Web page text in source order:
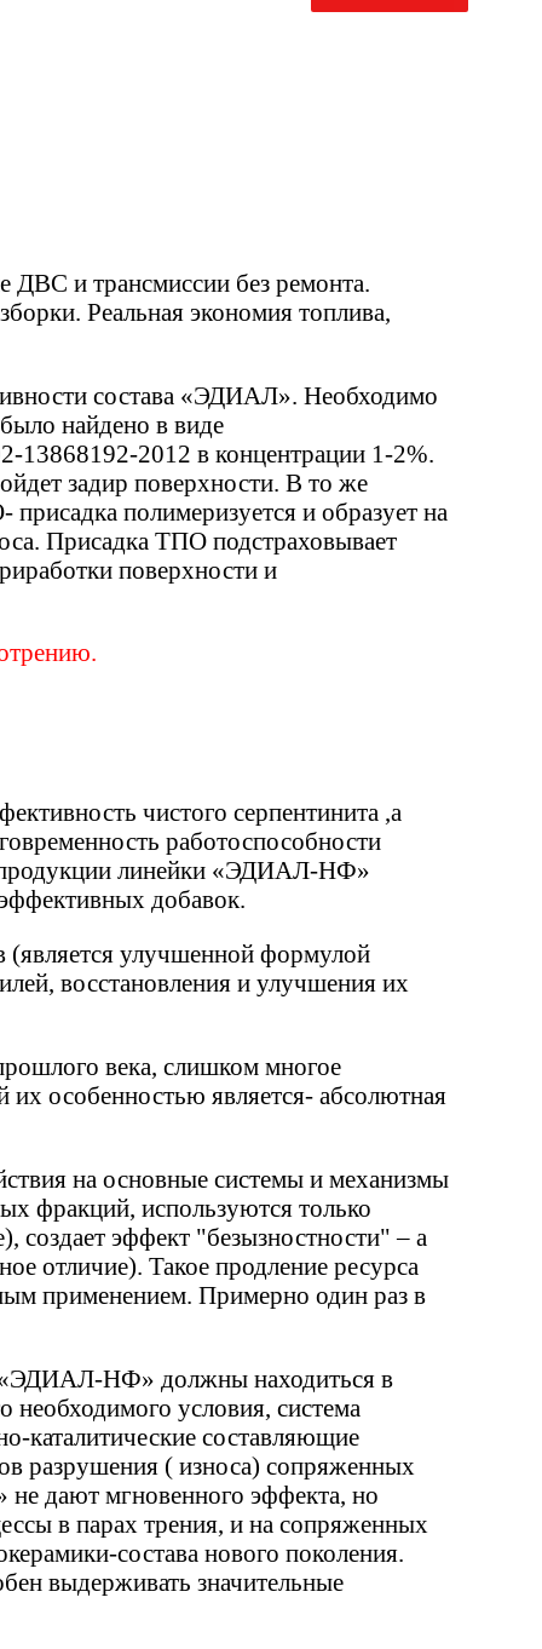
ДВС и трансмиссии без ремонта.
Реальная экономия топлива,
состава «ЭДИАЛ». Необходимо
найдено в виде
2012 в концентрации 1-2%.
задир поверхности. В то же
полимеризуется и образует на
Присадка ТПО подстраховывает
поверхности и
чистого серпентинита ,а
работоспособности
продукции линейки «ЭДИАЛ-НФ»
добавок.
улучшенной формулой
восстановления и улучшения их
века, слишком многое
особенностью является- абсолютная
на основные системы и механизмы
фракций, используются только
создает эффект "безызностности" – а
отличие). Такое продление ресурса
применением. Примерно один раз в
«ЭДИАЛ-НФ» должны находиться в
условия, система
каталитические составляющие
разрушения ( износа) сопряженных
дают мгновенного эффекта, но
в парах трения, и на сопряженных
состава нового поколения.
выдерживать значительные